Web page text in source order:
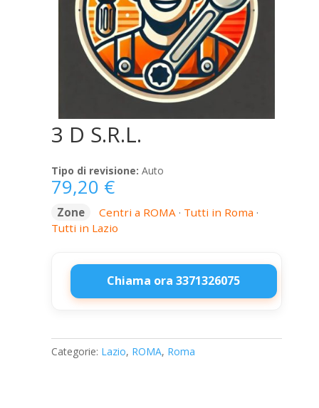
3 D S.R.L.
Tipo di revisione: Auto
79,20 €
Zone Centri a ROMA · Tutti in Roma ·
Tutti in Lazio
Chiama ora 3371326075
S.R.L.
quantità
Categorie: Lazio, ROMA, Roma